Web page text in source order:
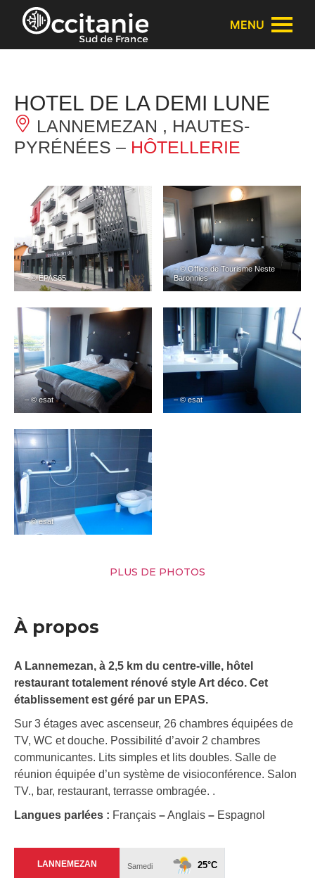
Panneau de gestion des cookies
MENU
HOTEL DE LA DEMI LUNE
LANNEMEZAN , HAUTES-
PYRÉNÉES – HÔTELLERIE
– © EPAS65
– © Office de Tourisme Neste
Baronnies
– © esat – © esat
– © esat
PLUS DE PHOTOS
À propos
A Lannemezan, à 2,5 km du centre-ville, hôtel
restaurant totalement rénové style Art déco. Cet
établissement est géré par un EPAS.
Sur 3 étages avec ascenseur, 26 chambres équipées de
TV, WC et douche. Possibilité d’avoir 2 chambres
communicantes. Lits simples et lits doubles. Salle de
réunion équipée d’un système de visioconférence. Salon
TV., bar, restaurant, terrasse ombragée. .
Langues parlées : Français –Anglais – Espagnol